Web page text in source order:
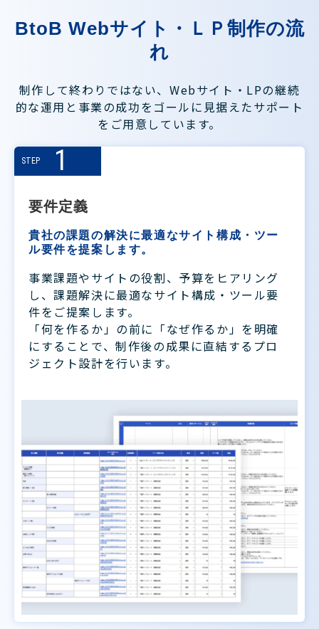
BtoB Webサイト・ＬＰ制作の流
れ
制作して終わりではない、Webサイト・LPの継続
的な運用と事業の成功をゴールに見据えたサポート
をご用意しています。
STEP 1
要件定義
貴社の課題の解決に最適なサイト構成・ツー
ル要件を提案します。
事業課題やサイトの役割、予算をヒアリング
し、課題解決に最適なサイト構成・ツール要
件をご提案します。
「何を作るか」の前に「なぜ作るか」を明確
にすることで、制作後の成果に直結するプロ
ジェクト設計を行います。